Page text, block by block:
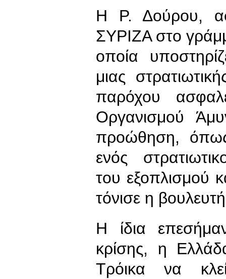
Η Ρ. Δούρου,
ΣΥΡΙΖΑ στο
οποία
μιας
παρόχου
Οργανισμού
προώθηση,
ενός
του εξοπλισμού
τόνισε η
Η ίδια
κρίσης, η
Τρόικα να